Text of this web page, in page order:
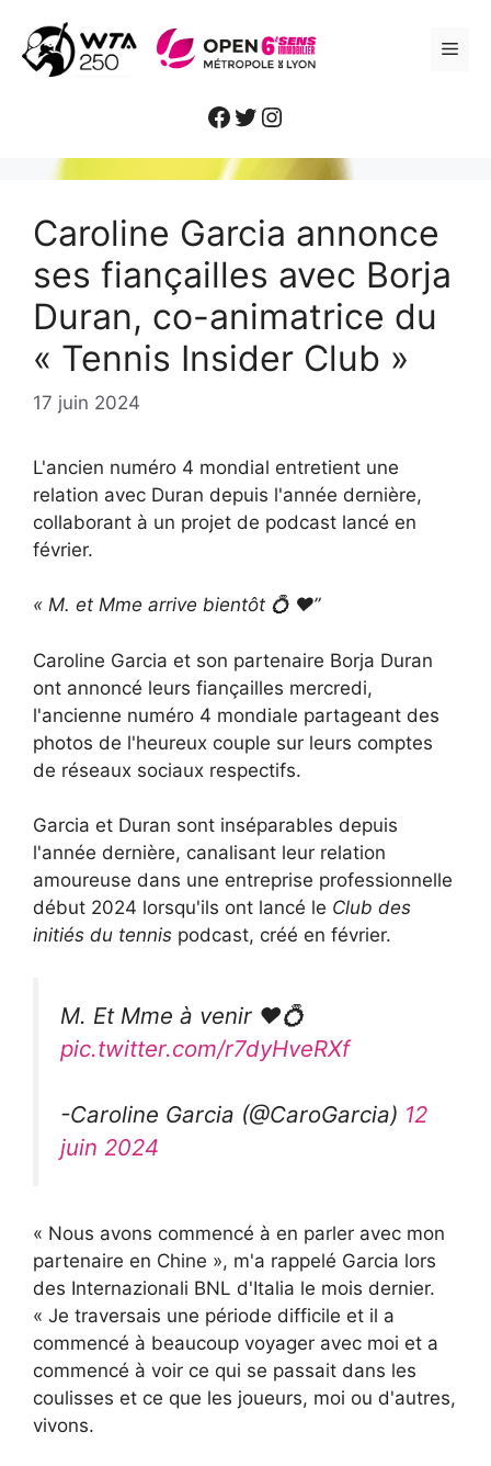
contenu
Facebook
Twitter
Instagram
Caroline Garcia annonce
ses fiançailles avec Borja
Duran, co-animatrice du
« Tennis Insider Club »
17 juin 2024
L'ancien numéro 4 mondial entretient une
relation avec Duran depuis l'année dernière,
collaborant à un projet de podcast lancé en
février.
« M. et Mme arrive bientôt 💍 ❤️”
Caroline Garcia et son partenaire Borja Duran
ont annoncé leurs fiançailles mercredi,
l'ancienne numéro 4 mondiale partageant des
photos de l'heureux couple sur leurs comptes
de réseaux sociaux respectifs.
Garcia et Duran sont inséparables depuis
l'année dernière, canalisant leur relation
amoureuse dans une entreprise professionnelle
début 2024 lorsqu'ils ont lancé le Club des
initiés du tennis podcast, créé en février.
M. Et Mme à venir ❤️💍
pic.twitter.com/r7dyHveRXf
-Caroline Garcia (@CaroGarcia) 12
juin 2024
« Nous avons commencé à en parler avec mon
partenaire en Chine », m'a rappelé Garcia lors
des Internazionali BNL d'Italia le mois dernier.
« Je traversais une période difficile et il a
commencé à beaucoup voyager avec moi et a
commencé à voir ce qui se passait dans les
coulisses et ce que les joueurs, moi ou d'autres,
vivons.